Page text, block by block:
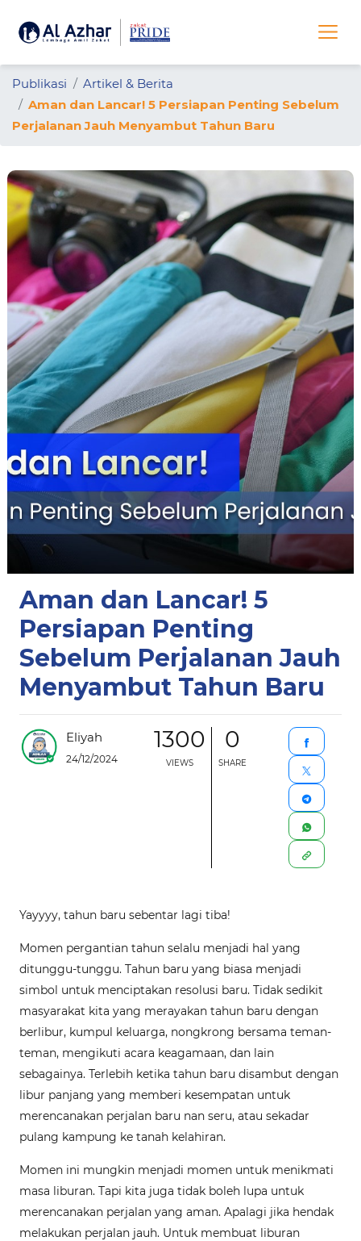
Publikasi
Artikel & Berita
Aman dan Lancar! 5 Persiapan Penting Sebelum
Perjalanan Jauh Menyambut Tahun Baru
Aman dan Lancar! 5
Persiapan Penting
Sebelum Perjalanan Jauh
Menyambut Tahun Baru
Eliyah
24/12/2024
1300
VIEWS
0
SHARE
Yayyyy, tahun baru sebentar lagi tiba!
Momen pergantian tahun selalu menjadi hal yang
ditunggu-tunggu. Tahun baru yang biasa menjadi
simbol untuk menciptakan resolusi baru. Tidak sedikit
masyarakat kita yang merayakan tahun baru dengan
berlibur, kumpul keluarga, nongkrong bersama teman-
teman, mengikuti acara keagamaan, dan lain
sebagainya. Terlebih ketika tahun baru disambut dengan
libur panjang yang memberi kesempatan untuk
merencanakan perjalan baru nan seru, atau sekadar
pulang kampung ke tanah kelahiran.
Momen ini mungkin menjadi momen untuk menikmati
masa liburan. Tapi kita juga tidak boleh lupa untuk
merencanakan perjalan yang aman. Apalagi jika hendak
melakukan perjalan jauh. Untuk membuat liburan